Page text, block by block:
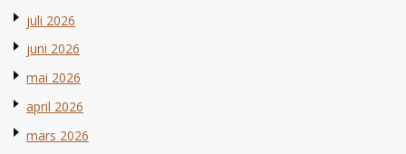
juli 2026
juni 2026
mai 2026
april 2026
mars 2026